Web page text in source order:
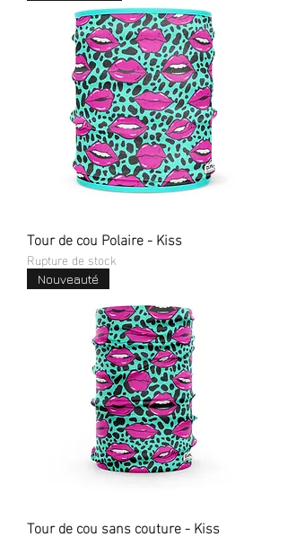
Tour de cou Polaire - Kiss
Rupture de stock
Nouveauté
Tour de cou sans couture - Kiss